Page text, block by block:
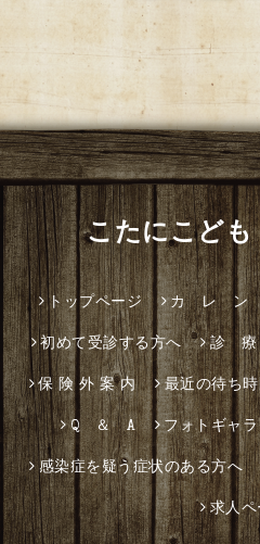
こたにこど
トップページ カ レ ン
初めて受診する方へ 診
保 険 外 案 内 最近の待ち
Q ＆ A フォトギャ
感染症を疑う症状のある方へ
求人ペ